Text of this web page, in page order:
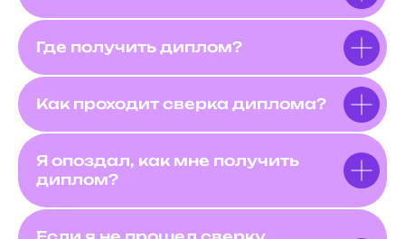
Где получить диплом?
Как проходит сверка диплома?
Я опоздал, как мне получить
диплом?